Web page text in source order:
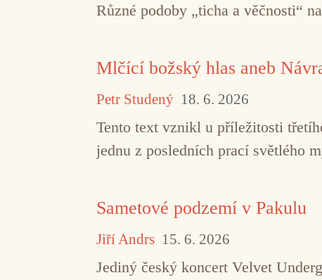
Různé podoby „ticha a věčnosti“
Mlčící božský hlas aneb
Petr Studený 18. 6. 2026
Tento text vznikl u příležitosti
jednu z posledních prací světlého
Sametové podzemí v Pakulu
Jiří Andrs 15. 6. 2026
Jediný český koncert Velvet